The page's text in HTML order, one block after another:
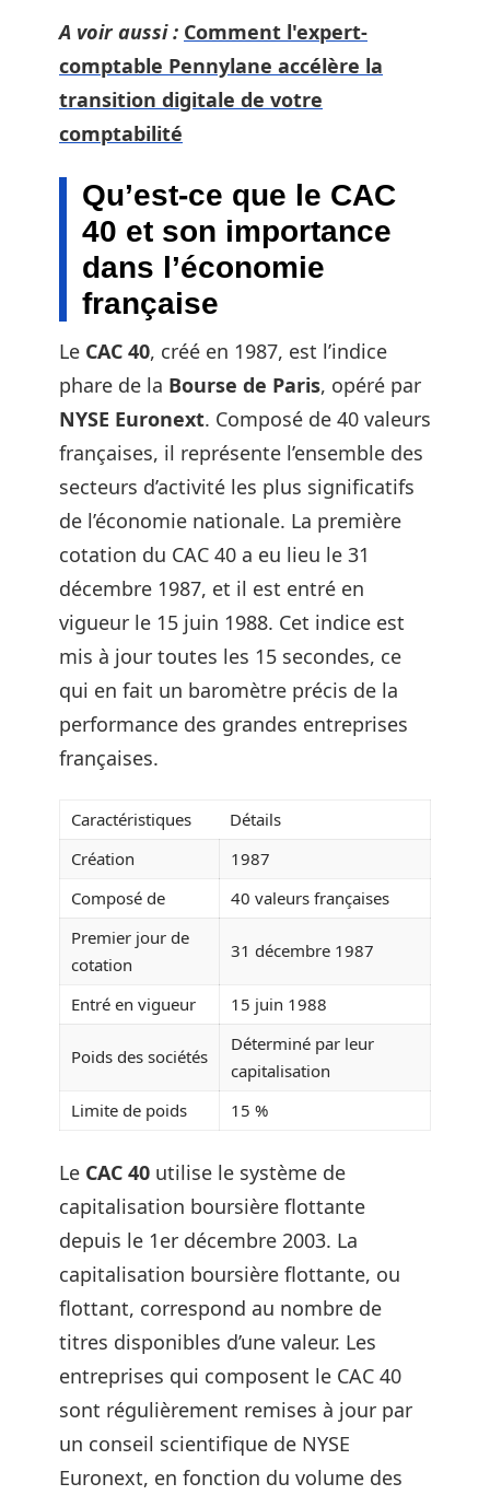
A voir aussi : Comment l'expert-
comptable Pennylane accélère la
transition digitale de votre
comptabilité
Qu’est-ce que le CAC
40 et son importance
dans l’économie
française
Le CAC 40, créé en 1987, est l’indice
phare de la Bourse de Paris, opéré par
NYSE Euronext. Composé de 40 valeurs
françaises, il représente l’ensemble des
secteurs d’activité les plus significatifs
de l’économie nationale. La première
cotation du CAC 40 a eu lieu le 31
décembre 1987, et il est entré en
vigueur le 15 juin 1988. Cet indice est
mis à jour toutes les 15 secondes, ce
qui en fait un baromètre précis de la
performance des grandes entreprises
françaises.
Caractéristiques
Détails
Création
1987
Composé de
40 valeurs françaises
Premier jour de
cotation
31 décembre 1987
Entré en vigueur 15 juin 1988
Poids des sociétés
Déterminé par leur
capitalisation
Limite de poids
15 %
Le CAC 40 utilise le système de
capitalisation boursière flottante
depuis le 1er décembre 2003. La
capitalisation boursière flottante, ou
flottant, correspond au nombre de
titres disponibles d’une valeur. Les
entreprises qui composent le CAC 40
sont régulièrement remises à jour par
un conseil scientifique de NYSE
Euronext, en fonction du volume des